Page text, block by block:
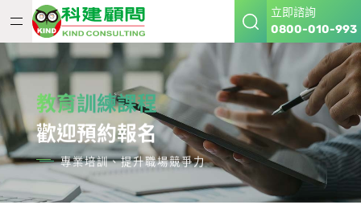
立即諮詢
0800-010-993
教育訓練課程
歡迎預約報名
專業培訓、提升職場競爭力